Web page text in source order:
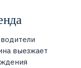
выезжает